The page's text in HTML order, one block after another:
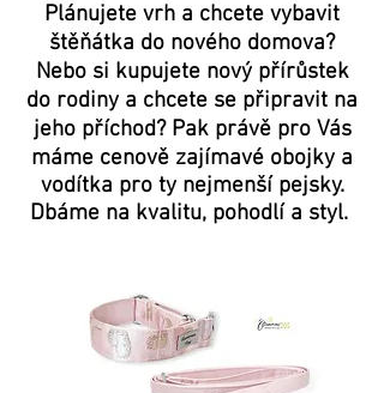
Plánujete vrh a chcete vybavit
štěňátka do nového domova?
Nebo si kupujete nový přírůstek
do rodiny a chcete se připravit na
jeho příchod? Pak právě pro Vás
máme cenově zajímavé obojky a
vodítka pro ty nejmenší pejsky.
Dbáme na kvalitu, pohodlí a styl.